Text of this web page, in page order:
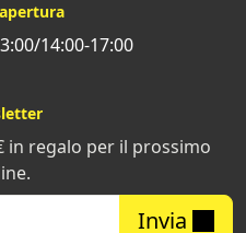
14:00-17:00
in regalo per il prossimo
Invia